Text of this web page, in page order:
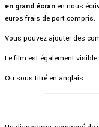
en grand écran en nous
euros frais de port compris.
Vous pouvez ajouter des
Le film est également
Ou sous titré en anglais